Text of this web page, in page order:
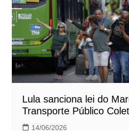
Lula sanciona lei do
Transporte Público
14/06/2026